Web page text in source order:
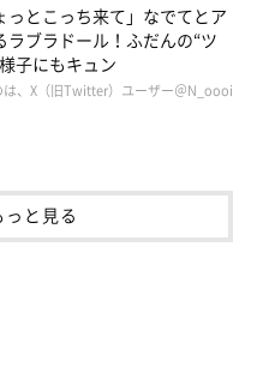
っとこっち来て」なでてとア
ラブラドール！ふだんの“ツ
子にもキュン
は、X（旧Twitter）ユーザー＠N_oooi
と見る